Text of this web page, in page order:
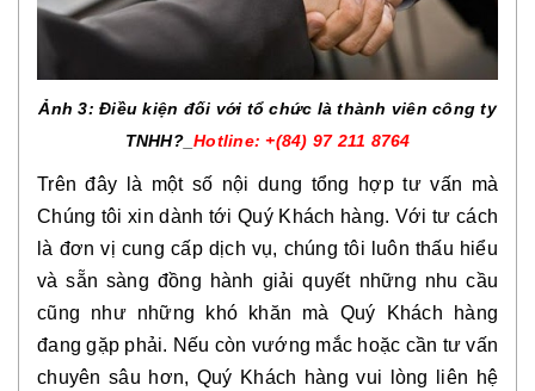
Ảnh 3: Điều kiện đối với tổ chức là thành viên công ty
TNHH?_ Hotline: +(84) 97 211 8764
Trên đây là một số nội dung tổng hợp tư vấn mà
Chúng tôi xin dành tới Quý Khách hàng. Với tư cách
là đơn vị cung cấp dịch vụ, chúng tôi luôn thấu hiểu
và sẵn sàng đồng hành giải quyết những nhu cầu
cũng như những khó khăn mà Quý Khách hàng
đang gặp phải. Nếu còn vướng mắc hoặc cần tư vấn
chuyên sâu hơn, Quý Khách hàng vui lòng liên hệ